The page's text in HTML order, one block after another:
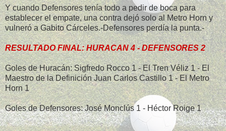
Y cuando Defensores tenía todo a pedir de boca para
establecer el empate, una contra dejó solo al Metro Horn y
vulneró a Gabito Cárceles.-Defensores perdía la punta.-
RESULTADO FINAL: HURACAN 4 - DEFENSORES 2
Goles de Huracán: Sigfredo Rocco 1 - El Tren Véliz 1 - El
Maestro de la Definición Juan Carlos Castillo 1 - El Metro
Horn 1
Goles de Defensores: José Monclús 1 - Héctor Roige 1